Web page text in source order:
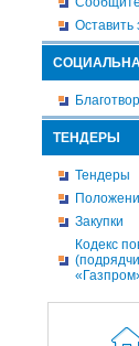
Оставить
ТЕНДЕРЫ
Тендеры
Закупки
Кодекс